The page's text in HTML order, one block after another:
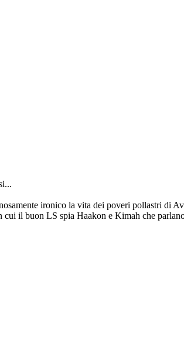
ironico la vita dei poveri pollastri di
il buon LS spia Haakon e Kimah che